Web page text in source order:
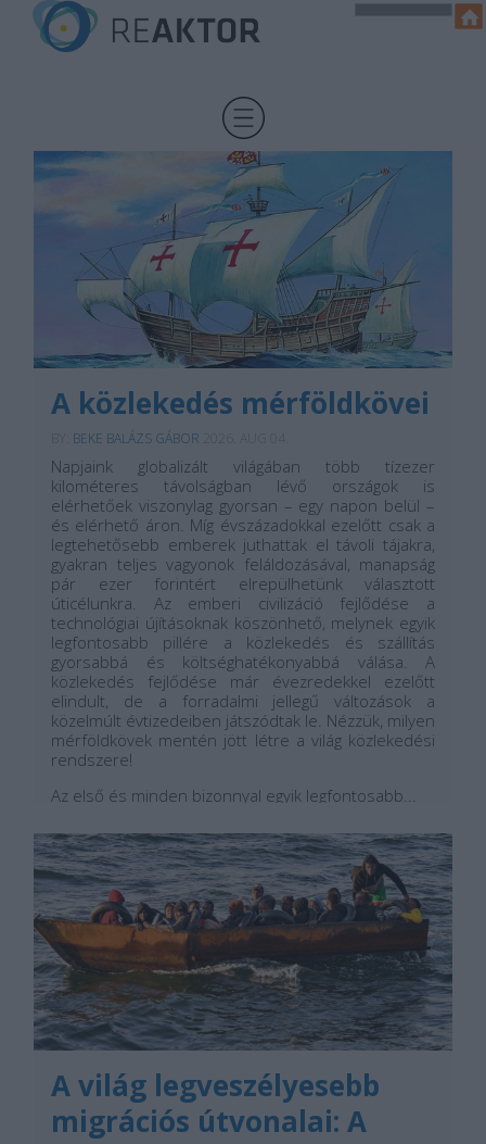
A közlekedés mérföldkövei
BEKE BALÁZS GÁBOR
Napjaink globalizált világában több tízezer
kilométeres távolságban lévő országok is
elérhetőek viszonylag gyorsan – egy napon belül –
és elérhető áron. Míg évszázadokkal ezelőtt csak a
legtehetősebb emberek juthattak el távoli tájakra,
gyakran teljes vagyonok feláldozásával, manapság
pár ezer forintért elrepülhetünk választott
úticélunkra. Az emberi civilizáció fejlődése a
technológiai újításoknak köszönhető, melynek egyik
legfontosabb pillére a közlekedés és szállítás
gyorsabbá és költséghatékonyabbá válása. A
közlekedés fejlődése már évezredekkel ezelőtt
elindult, de a forradalmi jellegű változások a
közelmúlt évtizedeiben játszódtak le. Nézzük, milyen
mérföldkövek mentén jött létre a világ közlekedési
rendszere!
Az első és minden bizonnyal egyik legfontosabb...
A világ legveszélyesebb
migrációs útvonalai: A